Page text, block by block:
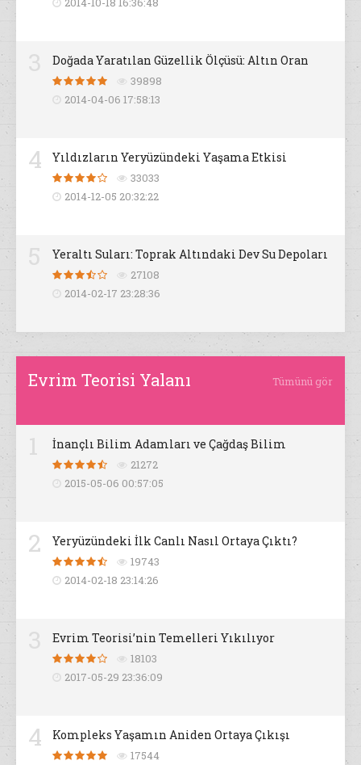
Doğada Yaratılan Güzellik Ölçüsü: Altın Oran
39898
2014-04-06 17:58:13
4 Yıldızların Yeryüzündeki Yaşama Etkisi
33033
2014-12-05 20:32:22
Yeraltı Suları: Toprak Altındaki Dev Su Depoları
27108
2014-02-17 23:28:36
Evrim Teorisi Yalanı Tümünü gör
İnançlı Bilim Adamları ve Çağdaş Bilim
21272
2015-05-06 00:57:05
2 Yeryüzündeki İlk Canlı Nasıl Ortaya Çıktı?
19743
2014-02-18 23:14:26
Evrim Teorisi’nin Temelleri Yıkılıyor
18103
2017-05-29 23:36:09
4 Kompleks Yaşamın Aniden Ortaya Çıkışı
17544